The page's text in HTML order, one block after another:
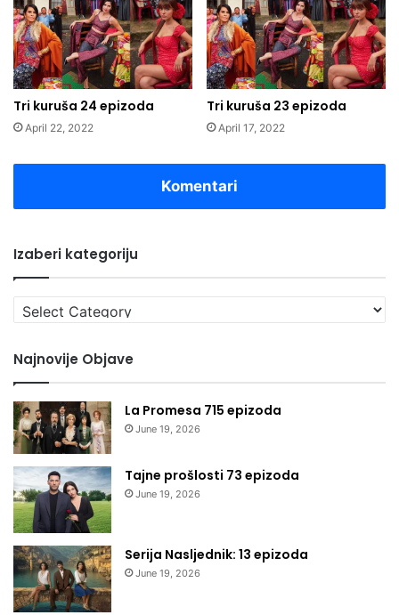
Tri kuruša 24 epizoda
April 22, 2022
Tri kuruša 23 epizoda
April 17, 2022
Komentari
Izaberi kategoriju
Izaberi
kategoriju
Najnovije Objave
La Promesa 715 epizoda
June 19, 2026
Tajne prošlosti 73 epizoda
June 19, 2026
Serija Nasljednik: 13 epizoda
June 19, 2026